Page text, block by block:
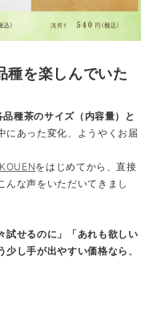
種を楽しんでいた
品種茶のサイズ（内容量）と
にあった変化、ようやくお届
をはじめてから、直接
んな声をいただいてきまし
試せるのに」「あれも欲しい
し手が出やすい価格なら、